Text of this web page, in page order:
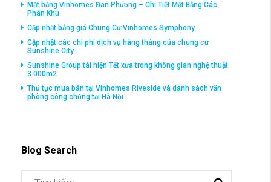
Mặt bằng Vinhomes Đan Phượng – Chi Tiết Mặt Bằng Các
Phân Khu
Cập nhật bảng giá Chung Cư Vinhomes Symphony
Cập nhật các chi phí dịch vụ hàng tháng của chung cư
Sunshine City
Sunshine Group tái hiện Tết xưa trong không gian nghệ thuật
3.000m2
Thủ tục mua bán tại Vinhomes Riveside và danh sách văn
phòng công chứng tại Hà Nội
Blog Search